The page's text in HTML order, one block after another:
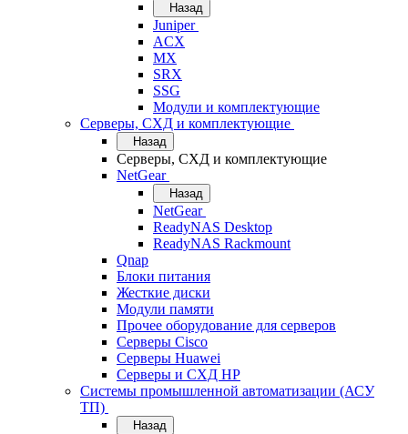
Назад
Juniper
ACX
MX
SRX
SSG
Модули и комплектующие
Серверы, СХД и комплектующие
Назад
Серверы, СХД и комплектующие
NetGear
Назад
NetGear
ReadyNAS Desktop
ReadyNAS Rackmount
Qnap
Блоки питания
Жесткие диски
Модули памяти
Прочее оборудование для серверов
Серверы Cisco
Серверы Huawei
Серверы и СХД HP
Системы промышленной автоматизации (АСУ
ТП)
Назад